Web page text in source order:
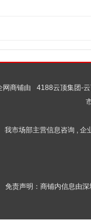
网商铺由
4188云顶集团-
我市场部主营信息咨询 , 企
免责声明：商铺内信息由